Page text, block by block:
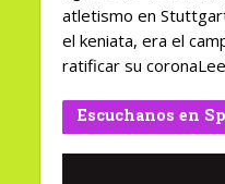
atletismo en
el keniata, era el
ratificar su
Escuchanos en